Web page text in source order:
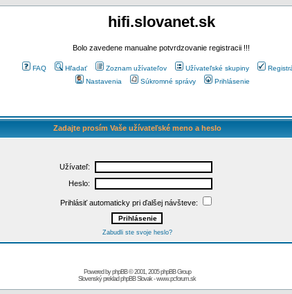
hifi.slovanet.sk
Bolo zavedene manualne potvrdzovanie registracii !!!
FAQ Hľadať Zoznam užívateľov Užívateľské skupiny
Nastavenia
Súkromné správy Prihlásenie
Zadajte prosím Vaše užívateľské meno a heslo
Užívateľ:
Heslo:
Prihlásiť automaticky pri ďalšej návšteve:
Zabudli ste svoje heslo?
Powered byphpBB© 2001, 2005 phpBB Group
Slovenský preklad phpBB Slovak-www.pcforum.sk